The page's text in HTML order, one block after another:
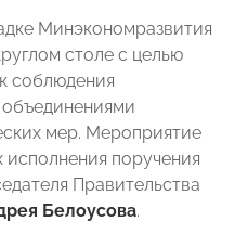
Минэкономразвития
столе с целью
соблюдения
мер. Мероприятие
поручения
Правительства
Белоусова.